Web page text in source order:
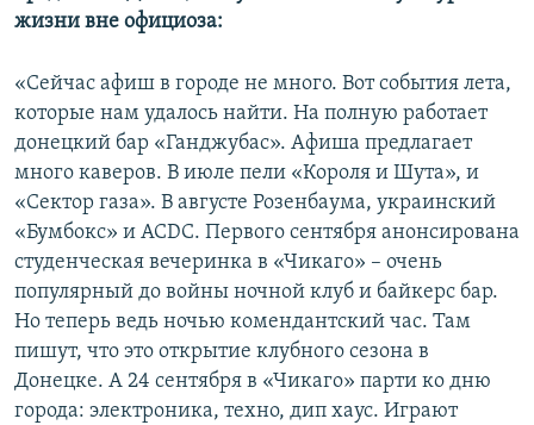
жизни вне официоза:
«Сейчас афиш в городе не много. Вот события лета,
которые нам удалось найти. На полную работает
донецкий бар «Ганджубас». Афиша предлагает
много каверов. В июле пели «Короля и Шута», и
«Сектор газа». В августе Розенбаума, украинский
«Бумбокс» и ACDC. Первого сентября анонсирована
студенческая вечеринка в «Чикаго» – очень
популярный до войны ночной клуб и байкерс бар.
Но теперь ведь ночью комендантский час. Там
пишут, что это открытие клубного сезона в
Донецке. А 24 сентября в «Чикаго» парти ко дню
города: электроника, техно, дип хаус. Играют